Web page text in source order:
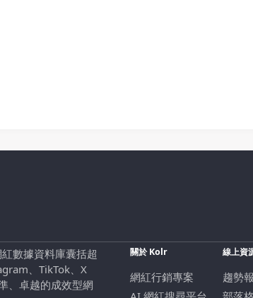
數據資料庫囊括超
、TikTok、X
、卓越的成效型網
關於 Kolr
網紅行銷專案
線上資
趨勢